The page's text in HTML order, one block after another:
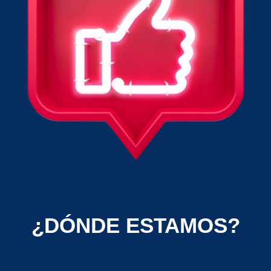
¿DÓNDE ESTAMOS?